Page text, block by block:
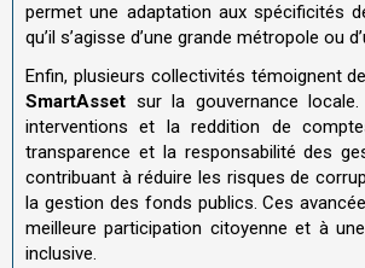
permet une adaptation aux spécificités
qu’il s’agisse d’une grande métropole ou
Enfin, plusieurs collectivités témoignent
SmartAsset sur la gouvernance
interventions et la reddition de
transparence et la responsabilité des
contribuant à réduire les risques de
la gestion des fonds publics. Ces
meilleure participation citoyenne et à
inclusive.